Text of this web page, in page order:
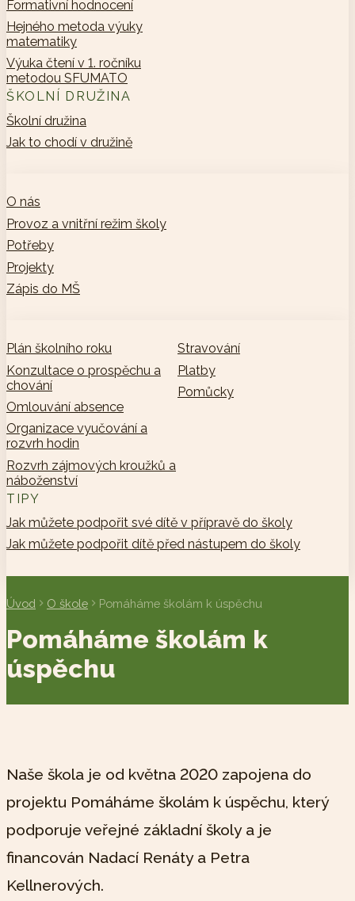
Formativní hodnocení
Hejného metoda výuky
matematiky
Výuka čtení v 1. ročníku
metodou SFUMATO
ŠKOLNÍ DRUŽINA
Školní družina
Jak to chodí v družině
O nás
Provoz a vnitřní režim školy
Potřeby
Projekty
Zápis do MŠ
Plán školního roku
Konzultace o prospěchu a
chování
Omlouvání absence
Organizace vyučování a
rozvrh hodin
Rozvrh zájmových kroužků a
náboženství
Stravování
Platby
Pomůcky
TIPY
Jak můžete podpořit své dítě v přípravě do školy
Jak můžete podpořit dítě před nástupem do školy
Úvod O škole Pomáháme školám k úspěchu
Pomáháme školám k
úspěchu
Naše škola je od května 2020 zapojena do
projektu Pomáháme školám k úspěchu, který
podporuje veřejné základní školy a je
financován Nadací Renáty a Petra
Kellnerových.